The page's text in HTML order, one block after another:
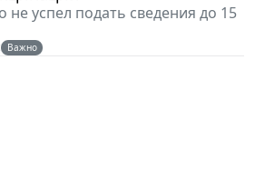
не успел подать сведения до 15
Важно